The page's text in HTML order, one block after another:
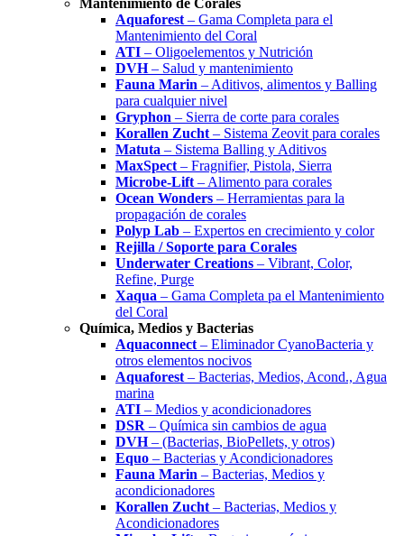
Mantenimiento de Corales
Aquaforest – Gama Completa para el
Mantenimiento del Coral
ATI – Oligoelementos y Nutrición
DVH– Salud y mantenimiento
Fauna Marin – Aditivos, alimentos y Balling
para cualquier nivel
Gryphon – Sierra de corte para corales
Korallen Zucht – Sistema Zeovit para corales
Matuta – Sistema Balling y Aditivos
MaxSpect – Fragnifier, Pistola, Sierra
Microbe-Lift – Alimento para corales
Ocean Wonders – Herramientas para la
propagación de corales
Polyp Lab – Expertos en crecimiento y color
Rejilla / Soporte para Corales
Underwater Creations – Vibrant, Color,
Refine, Purge
Xaqua – Gama Completa pa el Mantenimiento
del Coral
Química, Medios y Bacterias
Aquaconnect – Eliminador CyanoBacteria y
otros elementos nocivos
Aquaforest – Bacterias, Medios, Acond., Agua
marina
ATI – Medios y acondicionadores
DSR – Química sin cambios de agua
DVH– (Bacterias, BioPellets, y otros)
Equo – Bacterias y Acondicionadores
Fauna Marin – Bacterias, Medios y
acondicionadores
Korallen Zucht – Bacterias, Medios y
Acondicionadores